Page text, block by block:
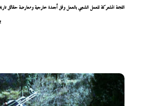
اللجنة المشتركة للعمل الشعبي بالعمل وفق أجندة خارجية ومعارضة حقائق